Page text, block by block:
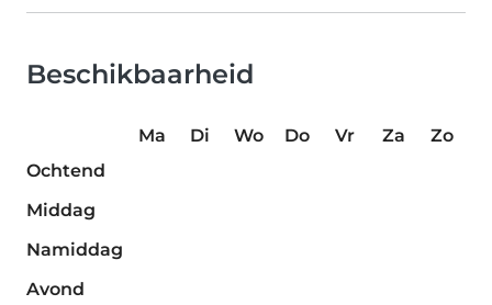
Beschikbaarheid
Ma Di Wo Do Vr Za
Zo
Ochtend
Middag
Namiddag
Avond